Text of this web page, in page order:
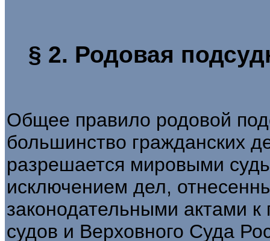
§ 2. Родовая
Общее правило родовой
большинство гражданских
разрешается мировыми
исключением дел,
законодательными актами
судов и Верховного Суда